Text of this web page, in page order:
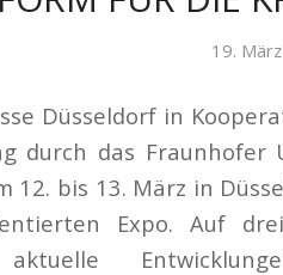
19.
Düsseldorf in
durch das Fraunhofer
12. bis 13. März in
Expo. Auf
aktuelle